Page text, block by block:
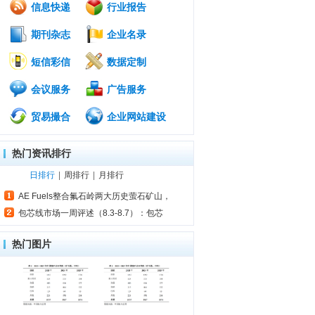
信息快递 行业报告
期刊杂志 企业名录
短信彩信 数据定制
会议服务 广告服务
贸易撮合 企业网站建设
热门资讯排行
日排行 周排行 月排行
AE Fuels整合氟石岭两大历史萤石矿山，
包芯线市场一周评述（8.3-8.7）：包芯
热门图片